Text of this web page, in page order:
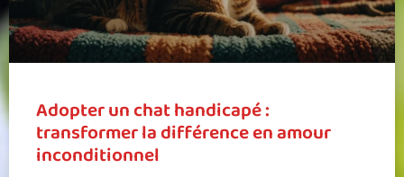
Adopter un chat handicapé :
transformer la différence en amour
inconditionnel